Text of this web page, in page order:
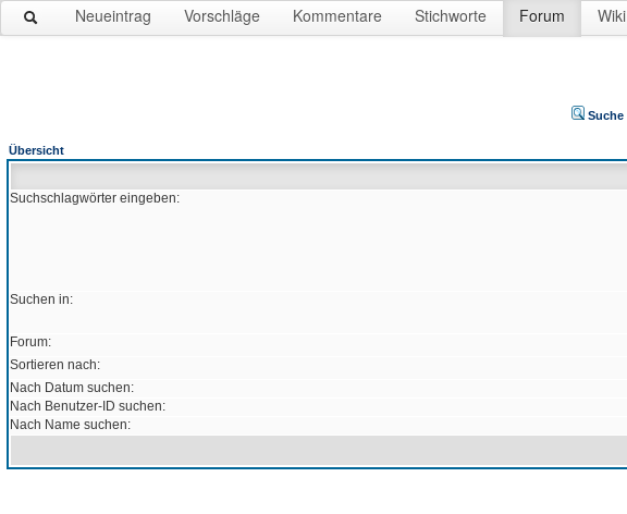
Neueintrag Vorschläge Kommentare Stichworte Forum Wiki
Suche
Übersicht
Suchschlagwörter eingeben:
Suchen in:
Forum:
Sortieren nach:
Nach Datum suchen:
Nach Benutzer-ID suchen:
Nach Name suchen: